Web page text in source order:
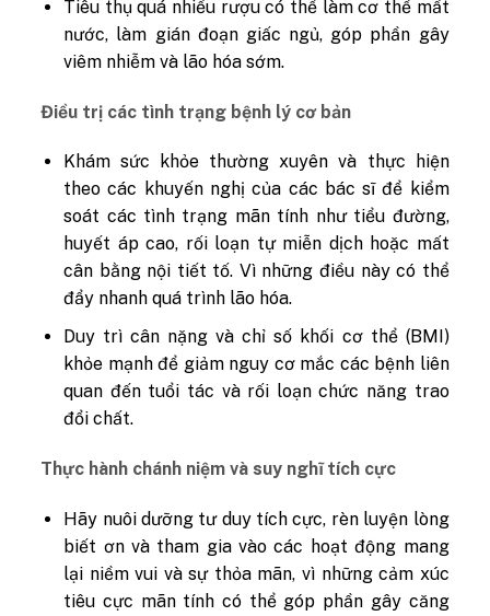
Tiêu thụ quá nhiều rượu có thể làm cơ thể mất
nước, làm gián đoạn giấc ngủ, góp phần gây
viêm nhiễm và lão hóa sớm.
Điều trị các tình trạng bệnh lý cơ bản
Khám sức khỏe thường xuyên và thực hiện
theo các khuyến nghị của các bác sĩ để kiểm
soát các tình trạng mãn tính như tiểu đường,
huyết áp cao, rối loạn tự miễn dịch hoặc mất
cân bằng nội tiết tố. Vì những điều này có thể
đẩy nhanh quá trình lão hóa.
Duy trì cân nặng và chỉ số khối cơ thể (BMI)
khỏe mạnh để giảm nguy cơ mắc các bệnh liên
quan đến tuổi tác và rối loạn chức năng trao
đổi chất.
Thực hành chánh niệm và suy nghĩ tích cực
Hãy nuôi dưỡng tư duy tích cực, rèn luyện lòng
biết ơn và tham gia vào các hoạt động mang
lại niềm vui và sự thỏa mãn, vì những cảm xúc
tiêu cực mãn tính có thể góp phần gây căng